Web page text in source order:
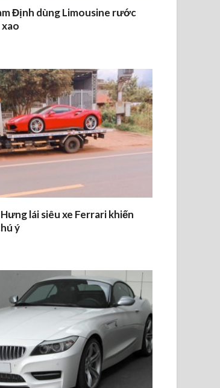
Định dùng Limousine rước
xao
lái siêu xe Ferrari khiến
ý